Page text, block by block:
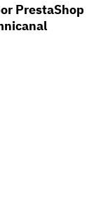
PrestaShop